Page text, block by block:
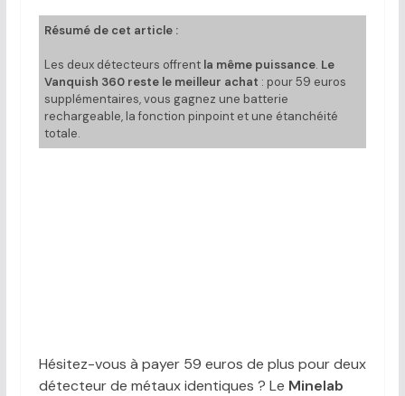
Résumé de cet article :
Les deux détecteurs offrent la même puissance. Le
Vanquish 360 reste le meilleur achat : pour 59 euros
supplémentaires, vous gagnez une batterie
rechargeable, la fonction pinpoint et une étanchéité
totale.
Hésitez-vous à payer 59 euros de plus pour deux
détecteur de métaux identiques ? Le Minelab